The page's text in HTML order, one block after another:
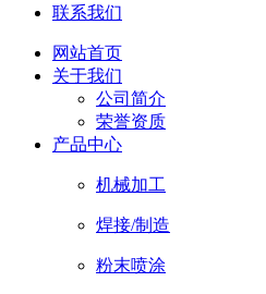
联系我们
网站首页
关于我们
公司简介
荣誉资质
产品中心
机械加工
焊接/制造
粉末喷涂